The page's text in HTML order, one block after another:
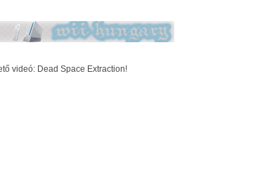
videó: Dead Space Extraction!